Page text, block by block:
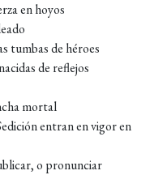
en hoyos
tumbas de héroes
de reflejos
mortal
entran en vigor en
o pronunciar